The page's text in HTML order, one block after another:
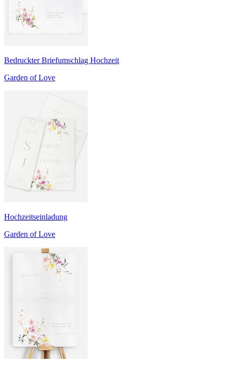
Bedruckter Briefumschlag Hochzeit
Garden of Love
Hochzeitseinladung
Garden of Love